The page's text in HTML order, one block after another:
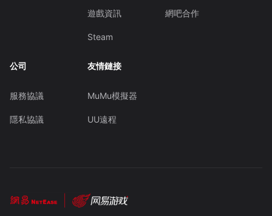
遊戲資訊
Steam
網吧合作
公司
服務協議
隱私協議
友情鏈接
MuMu模擬器
UU遠程